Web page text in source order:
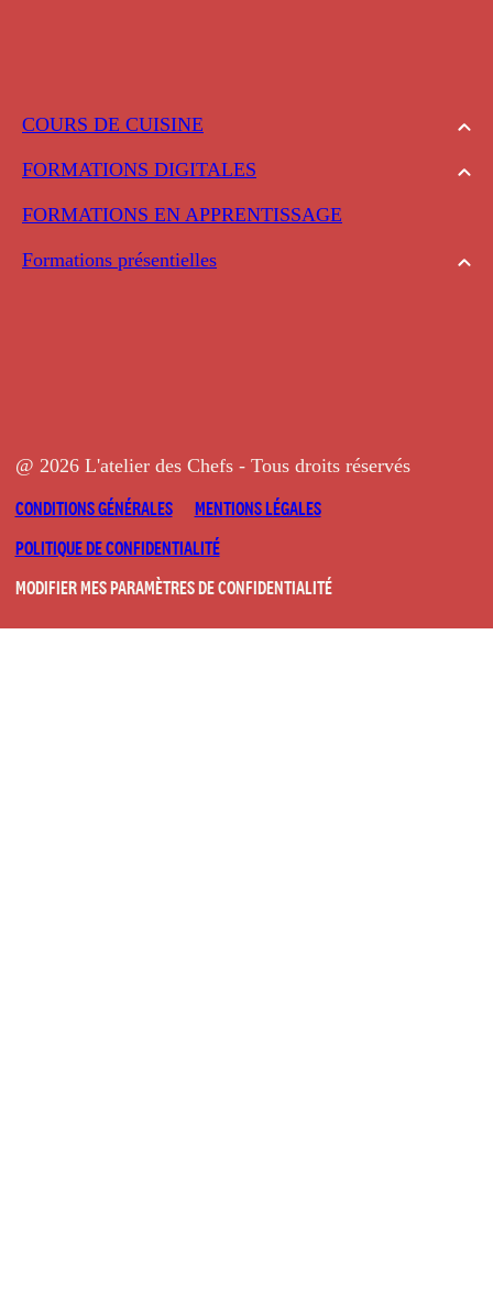
COURS DE CUISINE
FORMATIONS DIGITALES
FORMATIONS EN APPRENTISSAGE
Formations présentielles
@ 2026 L'atelier des Chefs - Tous droits réservés
CONDITIONS GÉNÉRALES
MENTIONS LÉGALES
POLITIQUE DE CONFIDENTIALITÉ
MODIFIER MES PARAMÈTRES DE CONFIDENTIALITÉ